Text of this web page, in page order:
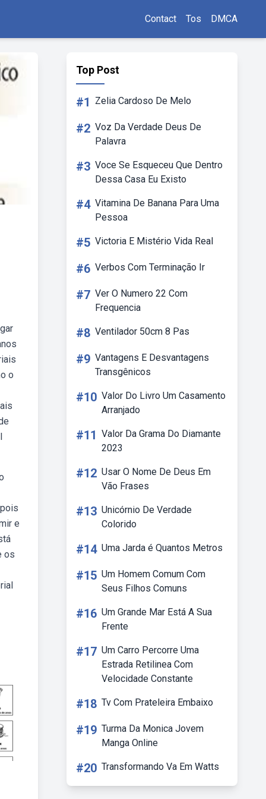
Contact Tos DMCA
o
e
os
Top Post
#1 Zelia Cardoso De Melo
#2 Voz Da Verdade Deus De
Palavra
#3 Voce Se Esqueceu Que Dentro
Dessa Casa Eu Existo
#4 Vitamina De Banana Para Uma
Pessoa
#5 Victoria E Mistério Vida Real
#6 Verbos Com Terminação Ir
#7 Ver O Numero 22 Com
Frequencia
#8 Ventilador 50cm 8 Pas
#9 Vantagens E Desvantagens
Transgênicos
#10 Valor Do Livro Um Casamento
Arranjado
#11 Valor Da Grama Do Diamante
2023
#12 Usar O Nome De Deus Em
Vão Frases
#13 Unicórnio De Verdade
Colorido
#14 Uma Jarda é Quantos Metros
#15 Um Homem Comum Com
Seus Filhos Comuns
#16 Um Grande Mar Está A Sua
Frente
#17 Um Carro Percorre Uma
Estrada Retilinea Com
Velocidade Constante
#18 Tv Com Prateleira Embaixo
#19 Turma Da Monica Jovem
Manga Online
#20 Transformando Va Em Watts